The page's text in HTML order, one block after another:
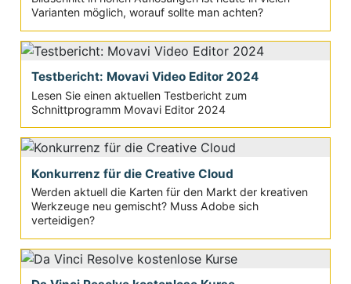
Varianten möglich, worauf sollte man achten?
Testbericht: Movavi Video Editor 2024
Lesen Sie einen aktuellen Testbericht zum
Schnittprogramm Movavi Editor 2024
Konkurrenz für die Creative Cloud
Werden aktuell die Karten für den Markt der kreativen
Werkzeuge neu gemischt? Muss Adobe sich
verteidigen?